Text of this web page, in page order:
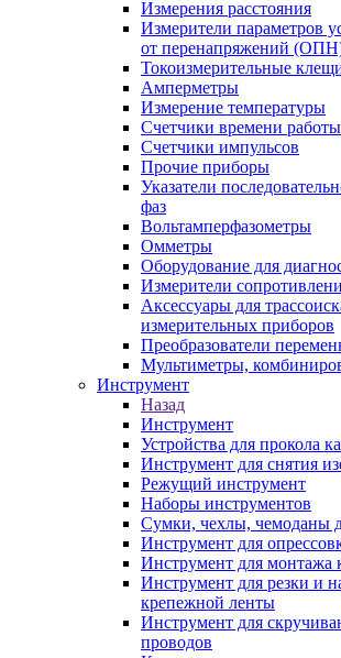
Измерения расстояния
Измерители параметров
от перенапряжений
Токоизмерительные
Амперметры
Измерение температуры
Счетчики времени работы
Счетчики импульсов
Прочие приборы
Указатели
фаз
Вольтамперфазометры
Омметры
Оборудование для
Измерители
Аксессуары для
измерительных приборов
Преобразователи
Мультиметры,
Инструмент
Назад
Инструмент
Устройства для прокола
Инструмент для снятия
Режущий инструмент
Наборы инструментов
Сумки, чехлы, чемоданы
Инструмент для
Инструмент для монтажа
Инструмент для резки и
крепежной ленты
Инструмент для
проводов